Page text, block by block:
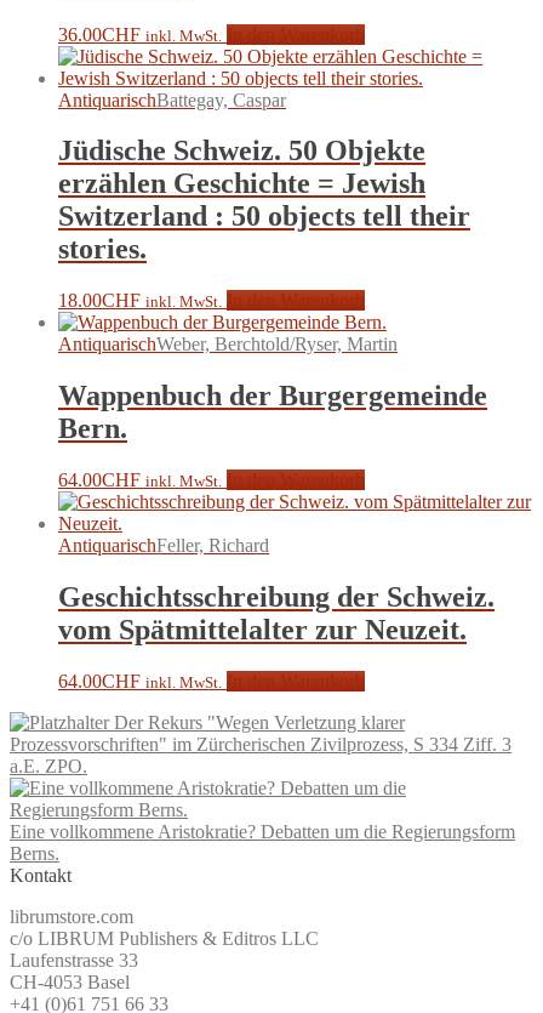
36.00CHF inkl. MwSt.
AntiquarischBattegay, Caspar
Jüdische Schweiz. 50 Objekte
erzählen Geschichte = Jewish
Switzerland : 50 objects tell their
stories.
18.00CHF inkl. MwSt.
AntiquarischWeber, Berchtold/Ryser, Martin
Wappenbuch der Burgergemeinde
Bern.
64.00CHF inkl. MwSt.
AntiquarischFeller, Richard
Geschichtsschreibung der Schweiz.
vom Spätmittelalter zur Neuzeit.
64.00CHF inkl. MwSt.
Der Rekurs "Wegen Verletzung klarer
Prozessvorschriften" im Zürcherischen Zivilprozess, S 334 Ziff. 3
a.E. ZPO.
Eine vollkommene Aristokratie? Debatten um die Regierungsform
Berns.
Kontakt
librumstore.com
c/o LIBRUM Publishers & Editros LLC
Laufenstrasse 33
CH-4053 Basel
+41 (0)61 751 66 33